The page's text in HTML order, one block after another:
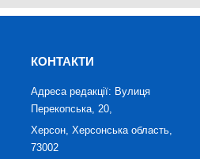
КОНТАКТИ
Адреса редакції: Вулиця
Перекопська, 20,
Херсон, Херсонська область,
73002